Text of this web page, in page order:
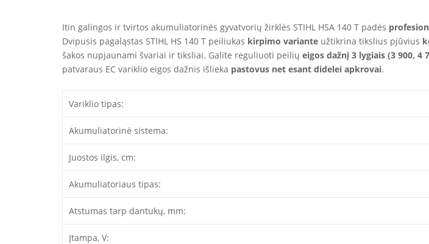
Itin galingos ir tvirtos akumuliatorinės gyvatvorių žirklės STIHL HSA 140 T padės
Dvipusis pagaląstas STIHL HS 140 T peiliukas kirpimo variante užtikrina tikslius pjūvius
šakos nupjaunami švariai ir tiksliai. Galite reguliuoti peilių eigos dažnį 3 lygiais (3 900,
patvaraus EC variklio eigos dažnis išlieka pastovus net esant didelei apkrovai.
Variklio tipas:
Akumuliatorinė sistema:
Juostos ilgis, cm:
Akumuliatoriaus tipas:
Atstumas tarp dantukų, mm:
Įtampa, V: